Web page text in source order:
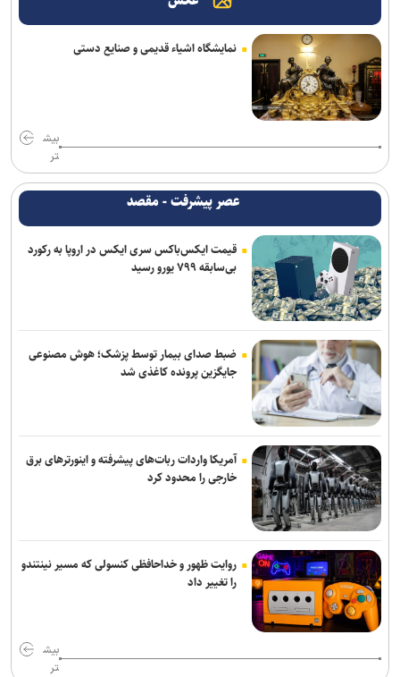
ورود حیوانات خانگی به رستوران‌ها و مراکز عرضه غذا تخلف بهداشتی
زمان ثبت نام مرحله دوم نقل و انتقالات فرهنگیان اعلام شد
اعزام ۱۳۰ هزار زائر اربعین از پایانه‌های مسافربری شهر تهران
عدم کنترل ادرار پس از چهارسالگی را جدی بگیرید/ نگه داشتن ادرار در
کودکی، زمینه‌ساز بی‌اختیاری در بزرگسالی
۶۰ میلیون تردد خودرویی در مرز‌های اربعینی ثبت شد
استان جنوبی کشور
نمایشگاه اشیاء قدیمی و صنایع دستی
بیش
تر
عصر پیشرفت - مقصد
قیمت ایکس‌باکس سری ایکس در اروپا به رکورد
بی‌سابقه ۷۹۹ یورو رسید
ضبط صدای بیمار توسط پزشک؛ هوش مصنوعی
جایگزین پرونده کاغذی شد
آمریکا واردات ربات‌های پیشرفته و اینورترهای برق
خارجی را محدود کرد
روایت ظهور و خداحافظی کنسولی که مسیر نینتندو
را تغییر داد
بیش
تر